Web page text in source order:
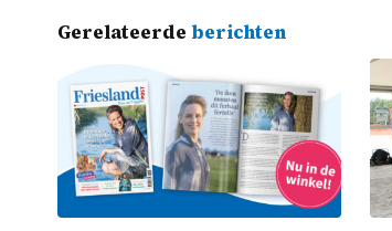
Gerelateerde berichten